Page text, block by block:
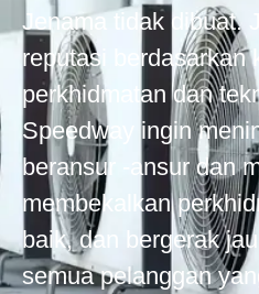
Jenama tidak dibuat.
reputasi berdasarkan
perkhidmatan dan
Speedway ingin
beransur -ansur dan
membekalkan
baik, dan bergerak
semua pelanggan